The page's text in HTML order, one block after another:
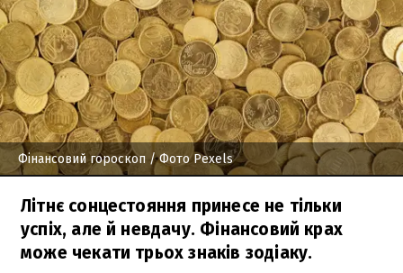
Фінансовий гороскоп / Фото Pexels
Літнє сонцестояння принесе не тільки
успіх, але й невдачу. Фінансовий крах
може чекати трьох знаків зодіаку.